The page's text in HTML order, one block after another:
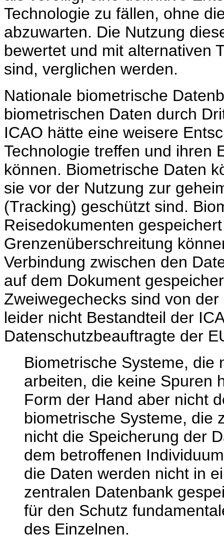
Technologie zu fällen, ohne
abzuwarten. Die Nutzung
bewertet und mit alternativen
sind, verglichen werden.
Nationale biometrische
biometrischen Daten durch
ICAO hätte eine weisere
Technologie treffen und ihren
können. Biometrische Daten
sie vor der Nutzung zur
(Tracking) geschützt sind.
Reisedokumenten
Grenzenüberschreitung
Verbindung zwischen den
auf dem Dokument
Zweiwegechecks sind von
leider nicht Bestandteil der
Datenschutzbeauftragte der
Biometrische Systeme, die
arbeiten, die keine Spuren
Form der Hand aber nicht
biometrische Systeme, die
nicht die Speicherung der
dem betroffenen
die Daten werden nicht in
zentralen Datenbank
für den Schutz
des Einzelnen.